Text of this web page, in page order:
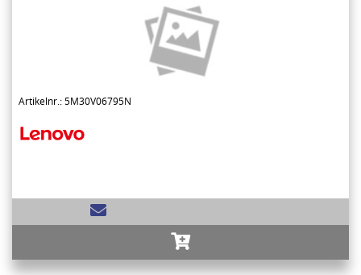
Artikelnr.: 5M30V06795N